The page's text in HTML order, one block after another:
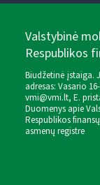
Valstybinė
Respublikos
Biudžetinė įstaiga.
adresas: Vasario
vmi@vmi.lt, E.
Duomenys apie
Respublikos
asmenų registre